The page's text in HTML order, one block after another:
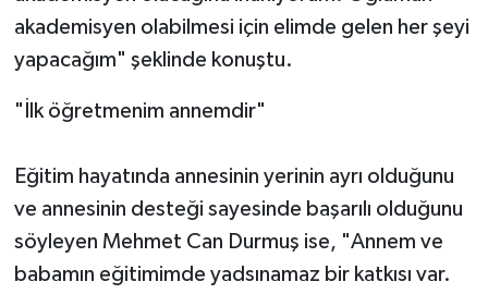
akademisyen olabilmesi için elimde gelen her şeyi
yapacağım" şeklinde konuştu.
"İlk öğretmenim annemdir"
Eğitim hayatında annesinin yerinin ayrı olduğunu
ve annesinin desteği sayesinde başarılı olduğunu
söyleyen Mehmet Can Durmuş ise, "Annem ve
babamın eğitimimde yadsınamaz bir katkısı var.